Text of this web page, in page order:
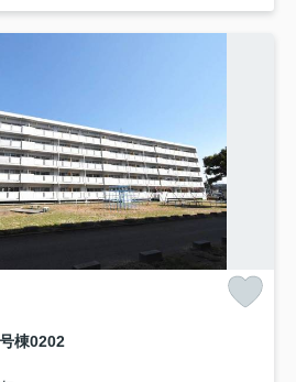
棟0202